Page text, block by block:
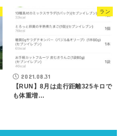
ラン
2021.08.31
【RUN】8月は走行距離325キロで
も体重増…